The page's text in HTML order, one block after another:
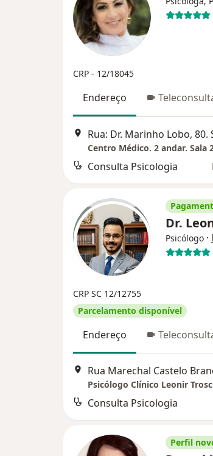
CRP - 12/18045
Endereço
Centro Médico. 2 andar. Sala
Consulta Psicologia
Dr.
Psicólogo ·
CRP SC 12/12755
Parcelamento disponível
Endereço
Consulta Psicologia
Perfil